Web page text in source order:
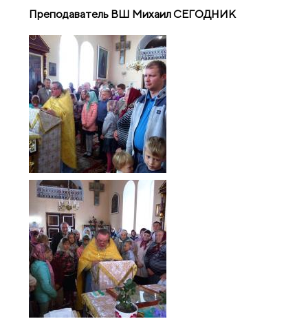
Преподаватель ВШ Михаил СЕГОДНИК